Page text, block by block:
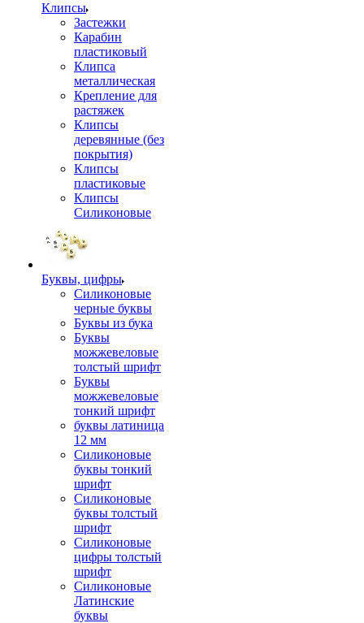
Клипсы
Застежки
Карабин
пластиковый
Клипса
металлическая
Крепление для
растяжек
Клипсы
деревянные (без
покрытия)
Клипсы
пластиковые
Клипсы
Силиконовые
Буквы, цифры
Силиконовые
черные буквы
Буквы из бука
Буквы
можжевеловые
толстый шрифт
Буквы
можжевеловые
тонкий шрифт
буквы латиница
12 мм
Силиконовые
буквы тонкий
шрифт
Силиконовые
буквы толстый
шрифт
Силиконовые
цифры толстый
шрифт
Силиконовые
Латинские
буквы